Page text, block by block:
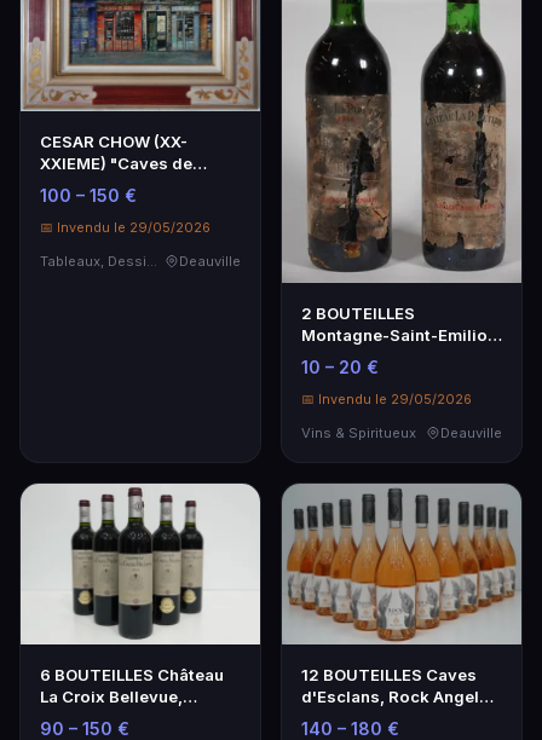
CESAR CHOW (XX-
XXIEME) "Caves de
Nîmes", huile sur toile
sig…
100 – 150 €
📅 Invendu le 29/05/2026
Tableaux, Dessins & Estampes
Deauville
2 BOUTEILLES
Montagne-Saint-Emilion,
Château La Papeterie, J…
10 – 20 €
📅 Invendu le 29/05/2026
Vins & Spiritueux
Deauville
6 BOUTEILLES Château
La Croix Bellevue,
Domaine Trocard, Lal…
90 – 150 €
12 BOUTEILLES Caves
d'Esclans, Rock Angel
rosé, 2019.
140 – 180 €